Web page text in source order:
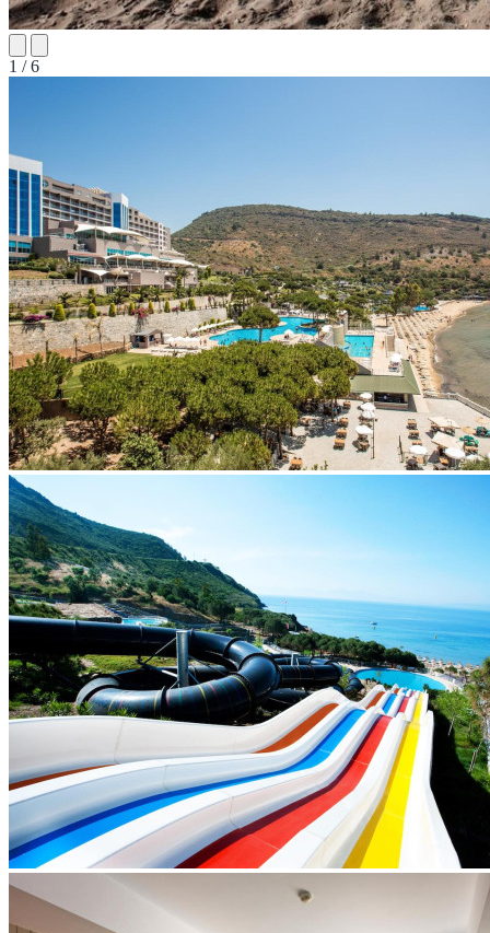
1 / 6